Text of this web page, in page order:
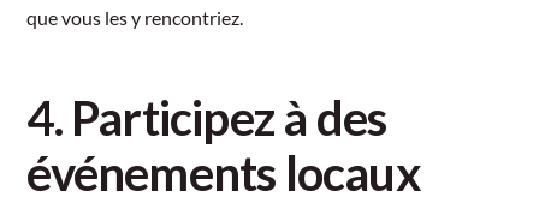
que vous les y rencontriez.
4. Participez à des
événements locaux